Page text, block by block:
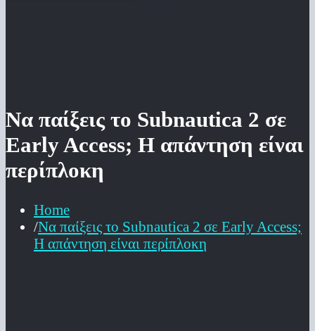
Να παίξεις το Subnautica 2 σε
Early Access; Η απάντηση είναι
περίπλοκη
Home
Να παίξεις το Subnautica 2 σε Early Access;
Η απάντηση είναι περίπλοκη